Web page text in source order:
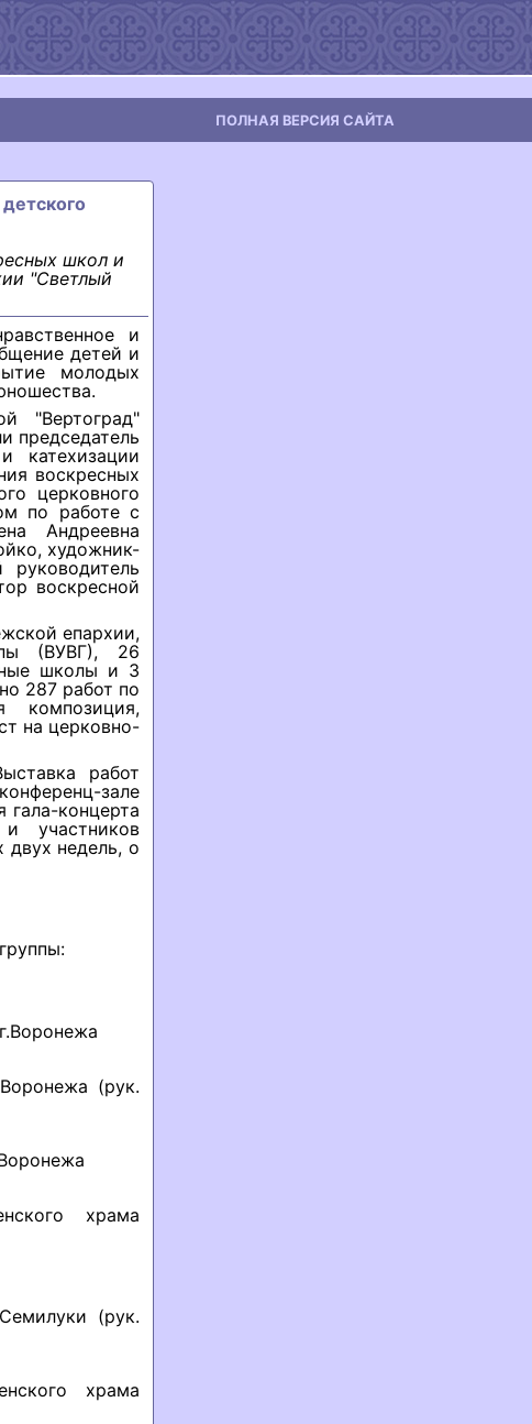
ПОЛНАЯ ВЕРСИЯ САЙТА
школ и
"Светлый
и
детей и
молодых
"Вертоград"
председатель
катехизации
воскресных
церковного
по работе с
Андреевна
художник-
воскресной
епархии,
(ВУВГ), 26
школы и 3
287 работ по
композиция,
на церковно-
работ
зале
гала-концерта
участников
недель, о
(рук.
храма
(рук.
храма